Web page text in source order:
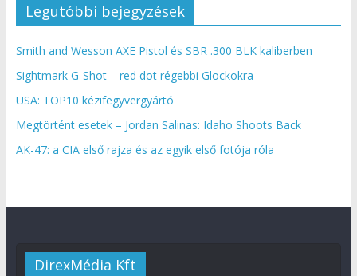
Legutóbbi bejegyzések
Smith and Wesson AXE Pistol és SBR .300 BLK kaliberben
Sightmark G-Shot – red dot régebbi Glockokra
USA: TOP10 kézifegyvergyártó
Megtörtént esetek – Jordan Salinas: Idaho Shoots Back
AK-47: a CIA első rajza és az egyik első fotója róla
DirexMédia Kft